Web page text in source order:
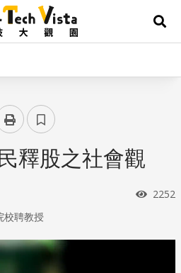
展
釋股之社會觀
瀏覽
2252
校聘教授